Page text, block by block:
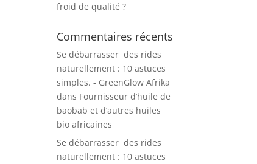
froid de qualité ?
Commentaires récents
Se débarrasser des rides
naturellement : 10 astuces
simples. - GreenGlow Afrika
dans Fournisseur d’huile de
baobab et d’autres huiles
bio africaines
Se débarrasser des rides
naturellement : 10 astuces